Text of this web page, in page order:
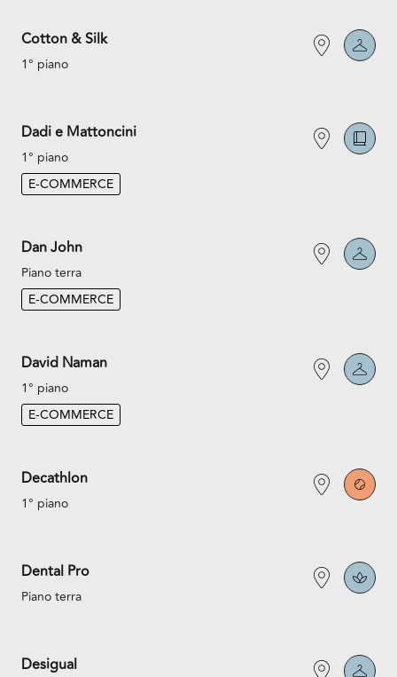
Cotton & Silk
1° piano
Dadi e Mattoncini
1° piano
E-COMMERCE
Dan John
Piano terra
E-COMMERCE
David Naman
1° piano
E-COMMERCE
Decathlon
1° piano
Dental Pro
Piano terra
Desigual